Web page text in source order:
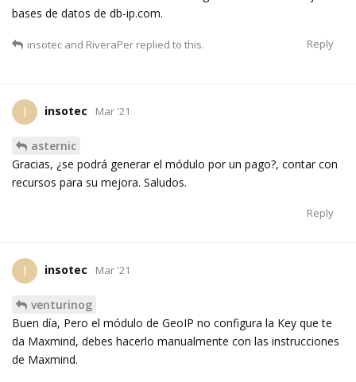
bases de datos de db-ip.com.
Reply
insotec and RiveraPer replied to this.
I insotec Mar '21
asternic
Gracias, ¿se podrá generar el módulo por un pago?, contar con
recursos para su mejora. Saludos.
Reply
I insotec Mar '21
venturinog
Buen día, Pero el módulo de GeoIP no configura la Key que te
da Maxmind, debes hacerlo manualmente con las instrucciones
de Maxmind.